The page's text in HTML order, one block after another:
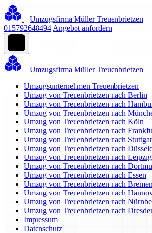
Umzugsfirma Müller Treuenbrietzen
015792648494 Angebot anfordern
Umzugsfirma Müller Treuenbrietzen
Umzugsunternehmen Treuenbrietzen
Umzug von Treuenbrietzen nach Berlin
Umzug von Treuenbrietzen nach
Umzug von Treuenbrietzen nach
Umzug von Treuenbrietzen nach Köln
Umzug von Treuenbrietzen nach
Umzug von Treuenbrietzen nach
Umzug von Treuenbrietzen nach
Umzug von Treuenbrietzen nach Leipzig
Umzug von Treuenbrietzen nach
Umzug von Treuenbrietzen nach Essen
Umzug von Treuenbrietzen nach Bremen
Umzug von Treuenbrietzen nach
Umzug von Treuenbrietzen nach
Umzug von Treuenbrietzen nach
Impressum
Datenschutz